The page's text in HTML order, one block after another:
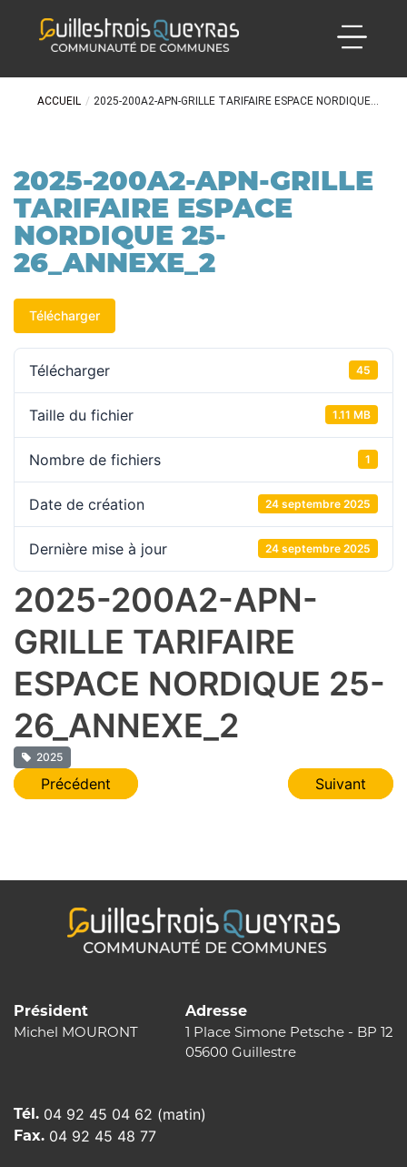
ACCUEIL / 2025-200A2-APN-GRILLE TARIFAIRE ESPACE NORDIQUE...
2025-200A2-APN-GRILLE
TARIFAIRE ESPACE
NORDIQUE 25-
26_ANNEXE_2
Télécharger
Télécharger 45
Taille du fichier 1.11 MB
Nombre de fichiers 1
Date de création 24 septembre 2025
Dernière mise à jour 24 septembre 2025
2025-200A2-APN-
GRILLE TARIFAIRE
ESPACE NORDIQUE 25-
26_ANNEXE_2
2025
Navigation
Précédent Suivant
Président
Michel MOURONT
Adresse
1 Place Simone Petsche - BP 12
05600 Guillestre
Tél. 04 92 45 04 62 (matin)
Fax. 04 92 45 48 77